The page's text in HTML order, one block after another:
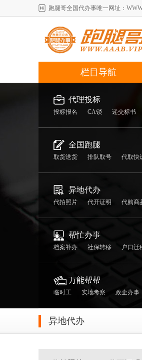
跑腿哥全国代办事唯一网址：
栏目导航
代理投标
投标报名 CA锁 递交标书
全国跑腿
取货送货 排队取号 代取快
异地代办
代拍照片 代开证明 代购商
帮忙办事
档案补办 社保转移 户口迁
万能帮帮
临时工 实地考察 政企办事
异地代办